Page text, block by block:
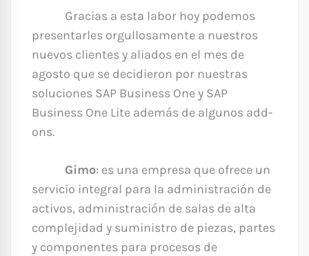
Gracias a esta labor hoy podemos
presentarles orgullosamente a nuestros
nuevos clientes y aliados en el mes de
agosto que se decidieron por nuestras
soluciones SAP Business One y SAP
Business One Lite además de algunos add-
ons.
Gimo: es una empresa que ofrece un
servicio integral para la administración de
activos, administración de salas de alta
complejidad y suministro de piezas, partes
y componentes para procesos de